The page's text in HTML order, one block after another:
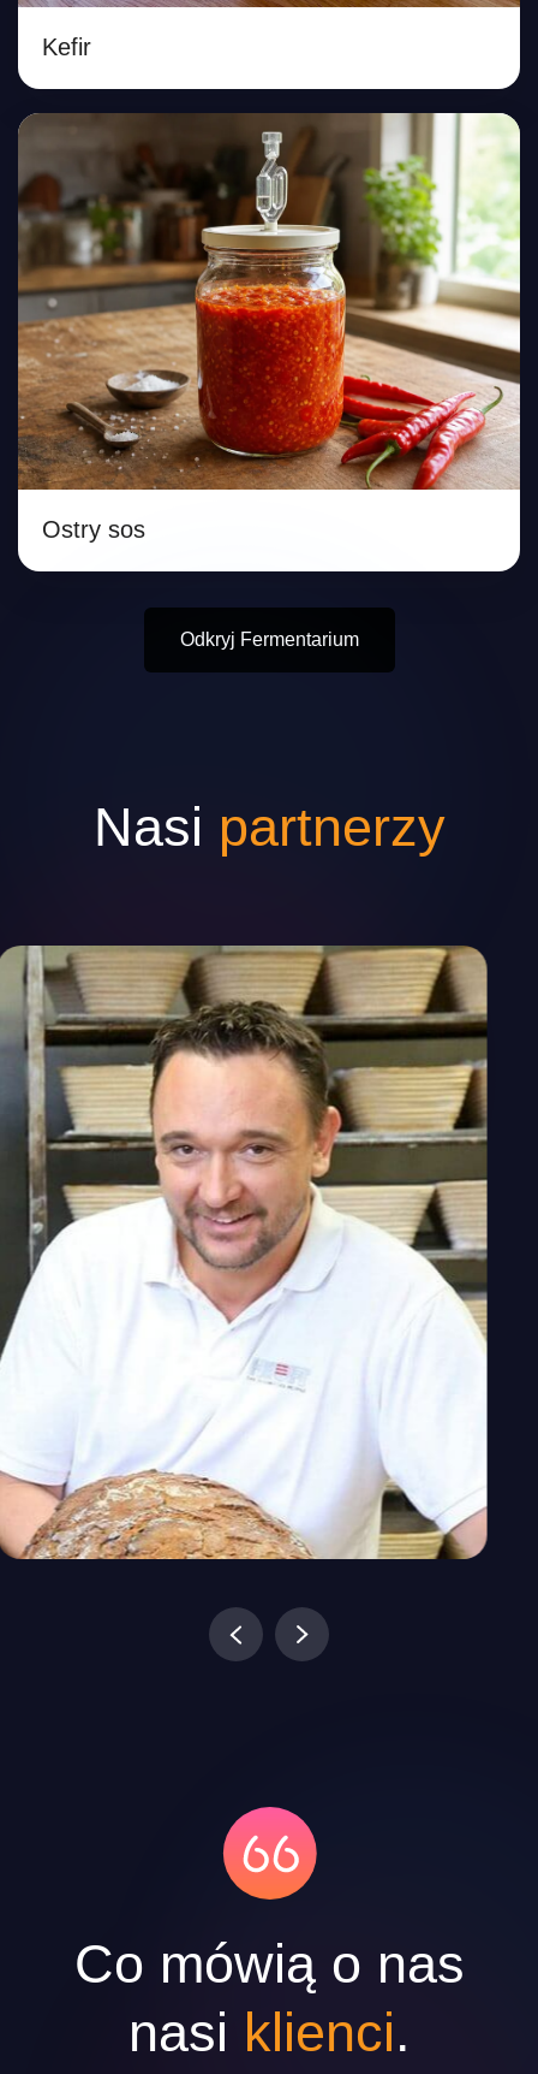
Kefir
Ostry sos
Odkryj Fermentarium
Nasi partnerzy
Co mówią o nas
nasi klienci.